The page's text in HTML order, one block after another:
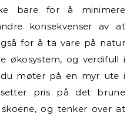
bare for å minimere
konsekvenser av at
for å ta vare på natur
økosystem, og verdifull i
du møter på en myr ute i
pris på det brune
og tenker over at